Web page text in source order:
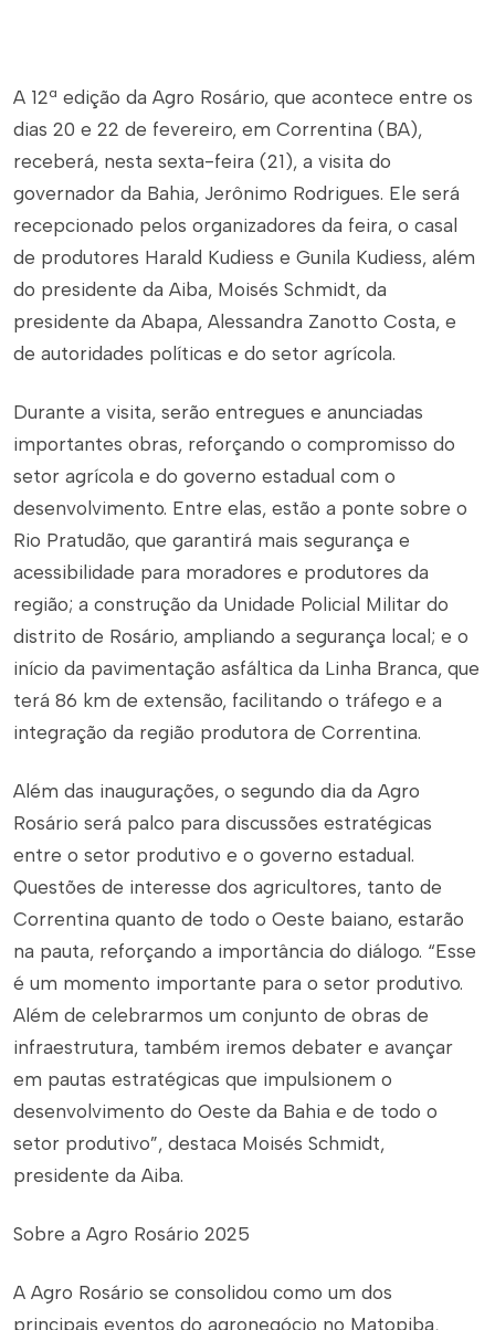
A 12ª edição da Agro Rosário, que acontece entre os
dias 20 e 22 de fevereiro, em Correntina (BA),
receberá, nesta sexta-feira (21), a visita do
governador da Bahia, Jerônimo Rodrigues. Ele será
recepcionado pelos organizadores da feira, o casal
de produtores Harald Kudiess e Gunila Kudiess, além
do presidente da Aiba, Moisés Schmidt, da
presidente da Abapa, Alessandra Zanotto Costa, e
de autoridades políticas e do setor agrícola.
Durante a visita, serão entregues e anunciadas
importantes obras, reforçando o compromisso do
setor agrícola e do governo estadual com o
desenvolvimento. Entre elas, estão a ponte sobre o
Rio Pratudão, que garantirá mais segurança e
acessibilidade para moradores e produtores da
região; a construção da Unidade Policial Militar do
distrito de Rosário, ampliando a segurança local; e o
início da pavimentação asfáltica da Linha Branca, que
terá 86 km de extensão, facilitando o tráfego e a
integração da região produtora de Correntina.
Além das inaugurações, o segundo dia da Agro
Rosário será palco para discussões estratégicas
entre o setor produtivo e o governo estadual.
Questões de interesse dos agricultores, tanto de
Correntina quanto de todo o Oeste baiano, estarão
na pauta, reforçando a importância do diálogo. “Esse
é um momento importante para o setor produtivo.
Além de celebrarmos um conjunto de obras de
infraestrutura, também iremos debater e avançar
em pautas estratégicas que impulsionem o
desenvolvimento do Oeste da Bahia e de todo o
setor produtivo”, destaca Moisés Schmidt,
presidente da Aiba.
Sobre a Agro Rosário 2025
A Agro Rosário se consolidou como um dos
principais eventos do agronegócio no Matopiba,